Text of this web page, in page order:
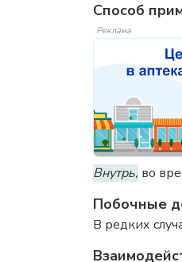
Способ
Реклама
Внутрь, во
Побочные
В редких